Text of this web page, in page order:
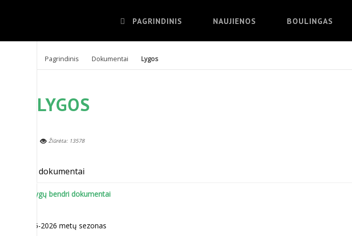
PAGRINDINIS NAUJIENOS BOULINGAS
Pagrindinis Dokumentai Lygos
LYGOS
Žiūrėta: 13578
LBL dokumentai
LB lygų bendri dokumentai
2025-2026 metų sezonas